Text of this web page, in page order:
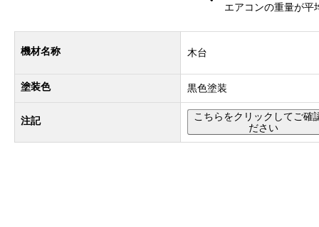
エアコンの重量が平
機材名称 木台
塗装色 黒色塗装
注記
こちらをクリックしてご確
ださい